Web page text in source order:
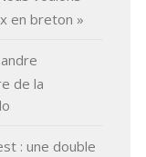
en breton »
de la
: une double